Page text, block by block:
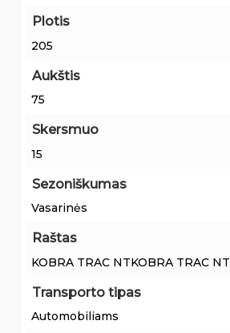
Plotis
205
Aukštis
75
Skersmuo
15
Sezoniškumas
Vasarinės
Raštas
KOBRA TRAC NTKOBRA TRAC NT
Transporto tipas
Automobiliams